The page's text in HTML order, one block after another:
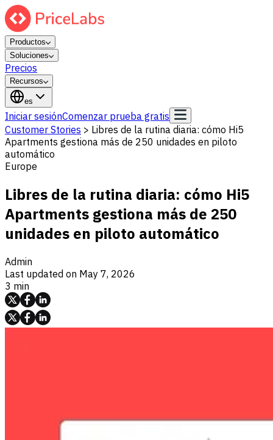
Productos
Soluciones
Precios
Recursos
es
Iniciar sesiónComenzar prueba gratis
Customer Stories > Libres de la rutina diaria: cómo Hi5
Apartments gestiona más de 250 unidades en piloto
automático
Europe
Libres de la rutina diaria: cómo Hi5
Apartments gestiona más de 250
unidades en piloto automático
Admin
Last updated on May 7, 2026
3 min